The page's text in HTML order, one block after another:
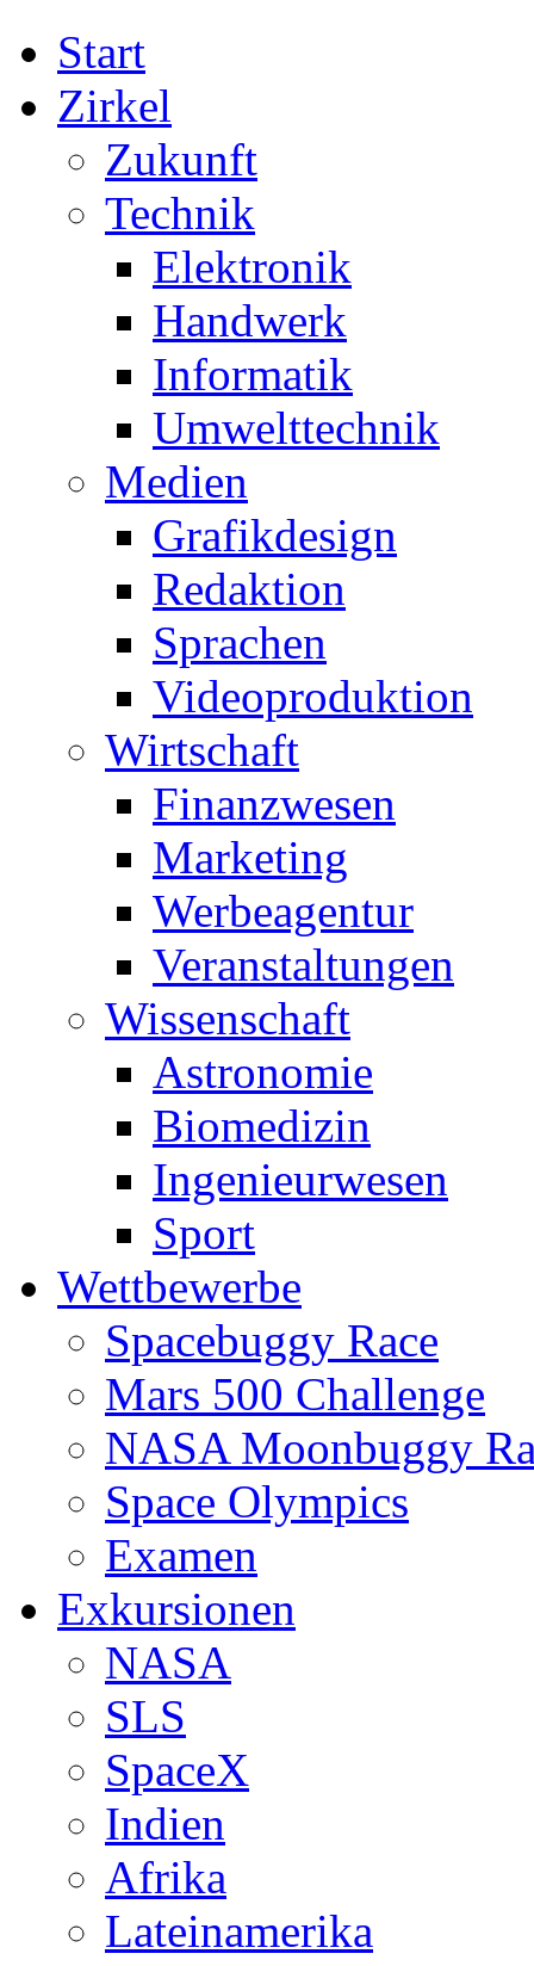
Start
Zirkel
Zukunft
Technik
Elektronik
Handwerk
Informatik
Umwelttechnik
Medien
Grafikdesign
Redaktion
Sprachen
Videoproduktion
Wirtschaft
Finanzwesen
Marketing
Werbeagentur
Veranstaltungen
Wissenschaft
Astronomie
Biomedizin
Ingenieurwesen
Sport
Wettbewerbe
Spacebuggy Race
Mars 500 Challenge
NASA Moonbuggy
Space Olympics
Examen
Exkursionen
NASA
SLS
SpaceX
Indien
Afrika
Lateinamerika